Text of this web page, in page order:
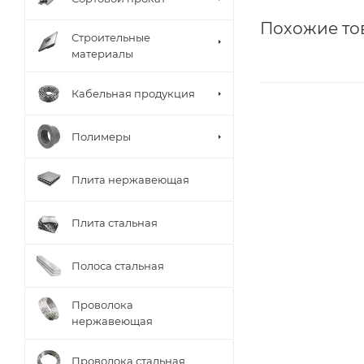
Похожие
Строительные
материалы
Кабельная продукция
Полимеры
Плита нержавеющая
Плита стальная
Полоса стальная
Проволока
нержавеющая
Проволока стальная